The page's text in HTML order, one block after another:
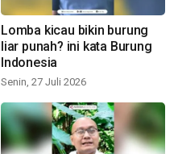
Lomba kicau bikin burung
liar punah? ini kata Burung
Indonesia
Senin, 27 Juli 2026